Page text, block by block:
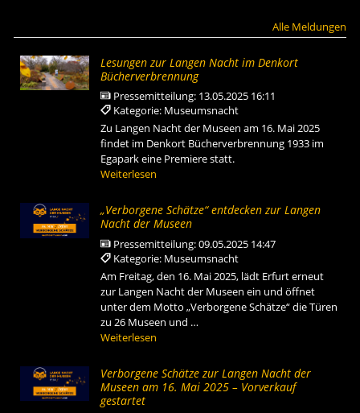
Alle Meldungen
Lesungen zur Langen Nacht im Denkort
Bücherverbrennung
Pressemitteilung: 13.05.2025 16:11
Kategorie: Museumsnacht
Zu Langen Nacht der Museen am 16. Mai 2025
findet im Denkort Bücherverbrennung 1933 im
Egapark eine Premiere statt.
Weiterlesen
„Verborgene Schätze“ entdecken zur Langen
Nacht der Museen
Pressemitteilung:09.05.2025 14:47
Kategorie: Museumsnacht
Am Freitag, den 16. Mai 2025, lädt Erfurt erneut
zur Langen Nacht der Museen ein und öffnet
unter dem Motto „Verborgene Schätze“ die Türen
zu 26 Museen und …
Weiterlesen
Verborgene Schätze zur Langen Nacht der
Museen am 16. Mai 2025 – Vorverkauf
gestartet